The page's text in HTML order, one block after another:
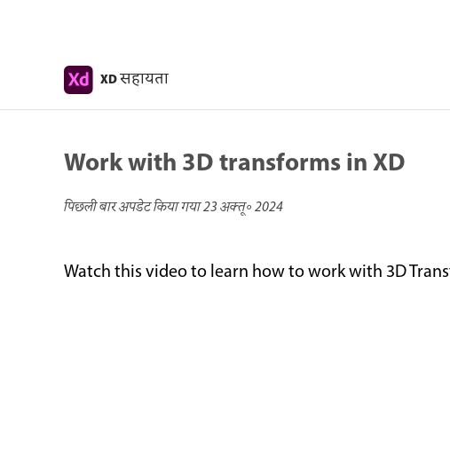
XDसहायता
Work with 3D transforms in XD
पिछली बार अपडेट किया गया23 अक्तू॰ 2024
Watch this video to learn how to work with 3D